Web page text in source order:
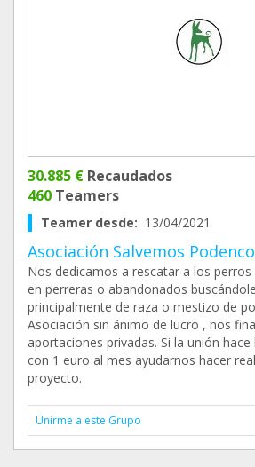
30.885 € Recaudados
460 Teamers
Teamer desde: 13/04/2021
Asociación Salvemos
Nos dedicamos a rescatar a los
en perreras o abandonados
principalmente de raza o mestizo de
Asociación sin ánimo de lucro , nos
aportaciones privadas. Si la unión
con 1 euro al mes ayudarnos hacer
proyecto.
Unirme a este Grupo